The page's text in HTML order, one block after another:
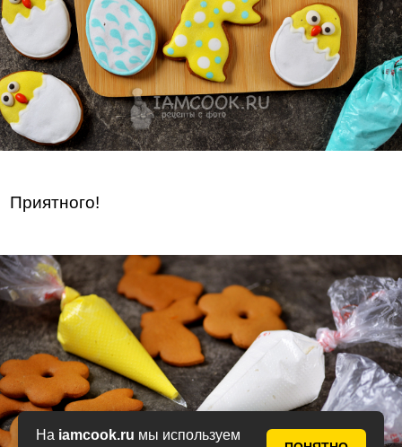
На iamcook.ru мы используем
Приятного!